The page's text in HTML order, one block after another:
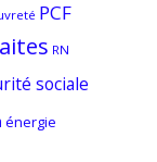
PCF
RN
sociale
énergie